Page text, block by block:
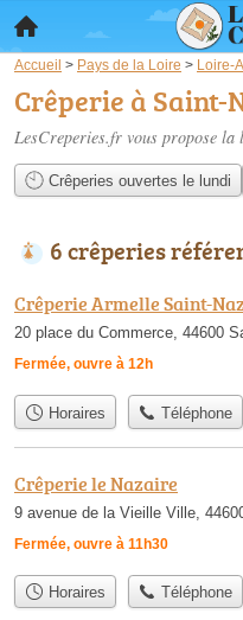
Accueil > Pays de la Loire > Loire-
Crêperie à Saint-
LesCreperies.fr vous propose la
Crêperies ouvertes le lundi
6 crêperies
Crêperie Armelle Saint-
20 place du Commerce, 44600
Fermée, ouvre à 12h
Horaires Téléphone
Crêperie le Nazaire
9 avenue de la Vieille Ville,
Fermée, ouvre à 11h30
Horaires Téléphone